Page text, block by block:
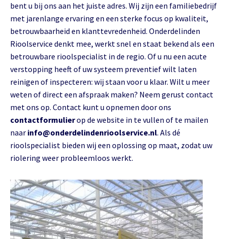
bent u bij ons aan het juiste adres. Wij zijn een familiebedrijf
met jarenlange ervaring en een sterke focus op kwaliteit,
betrouwbaarheid en klanttevredenheid. Onderdelinden
Rioolservice denkt mee, werkt snel en staat bekend als een
betrouwbare rioolspecialist in de regio. Of u nu een acute
verstopping heeft of uw systeem preventief wilt laten
reinigen of inspecteren: wij staan voor u klaar. Wilt u meer
weten of direct een afspraak maken? Neem gerust contact
met ons op. Contact kunt u opnemen door ons
contactformulierop de website in te vullen of te mailen
naar info@onderdelindenrioolservice.nl. Als dé
rioolspecialist bieden wij een oplossing op maat, zodat uw
riolering weer probleemloos werkt.